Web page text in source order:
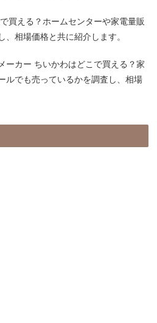
買える？ホームセンターや家電量販
、相場価格と共に紹介します。
ーカー ちいかわはどこで買える？家
ルでも売っているかを調査し、相場